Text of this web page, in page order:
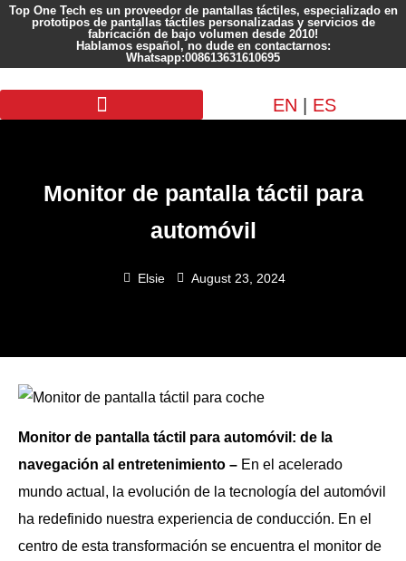
Top One Tech es un proveedor de pantallas táctiles, especializado en
prototipos de pantallas táctiles personalizadas y servicios de
fabricación de bajo volumen desde 2010!
Hablamos español, no dude en contactarnos:
Whatsapp:008613631610695
EN ES
Monitor de pantalla táctil para
automóvil
Elsie August 23, 2024
Monitor de pantalla táctil para automóvil : de la
navegación al entretenimiento – En el acelerado
mundo actual, la evolución de la tecnología del automóvil
ha redefinido nuestra experiencia de conducción. En el
centro de esta transformación se encuentra el monitor de